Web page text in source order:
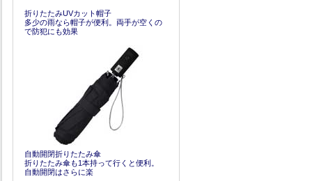
折りたたみUVカット帽子
多少の雨なら帽子が便利。両手が空くの
で防犯にも効果
自動開閉折りたたみ傘
折りたたみ傘も1本持って行くと便利。
自動開閉はさらに楽